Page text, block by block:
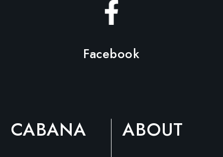
Facebook
CABANA ABOUT